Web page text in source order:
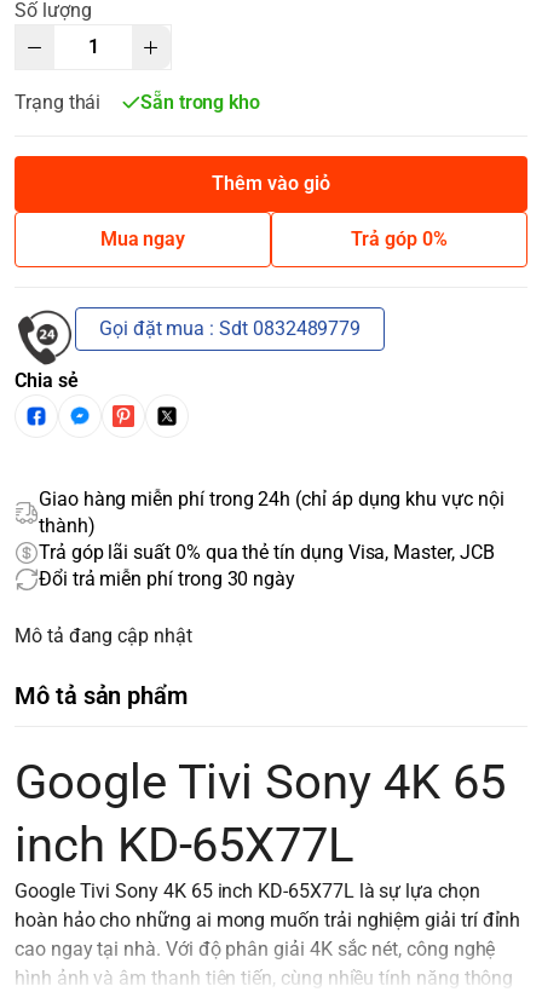
Số lượng
Trạng thái Sẵn trong kho
Thêm vào giỏ
Mua ngay Trả góp 0%
Gọi đặt mua : Sdt 0832489779
Chia sẻ
Giao hàng miễn phí trong 24h (chỉ áp dụng khu vực nội
thành)
Trả góp lãi suất 0% qua thẻ tín dụng Visa, Master, JCB
Đổi trả miễn phí trong 30 ngày
Mô tả đang cập nhật
Mô tả sản phẩm
Google Tivi Sony 4K 65
inch KD-65X77L
Google Tivi Sony 4K 65 inch KD-65X77L là sự lựa chọn
hoàn hảo cho những ai mong muốn trải nghiệm giải trí đỉnh
cao ngay tại nhà. Với độ phân giải 4K sắc nét, công nghệ
hình ảnh và âm thanh tiên tiến, cùng nhiều tính năng thông